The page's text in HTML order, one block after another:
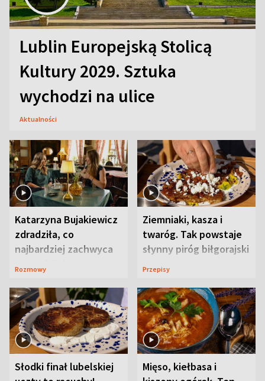
Lublin Europejską Stolicą
Kultury 2029. Sztuka
wychodzi na ulice
Aktualności
Katarzyna Bujakiewicz
zdradziła, co
najbardziej zachwyca
ją w Lublinie
Rozmowy
Ziemniaki, kasza i
twaróg. Tak powstaje
słynny piróg biłgorajski
Przepisy
Słodki finał lubelskiej
Mięso, kiełbasa i